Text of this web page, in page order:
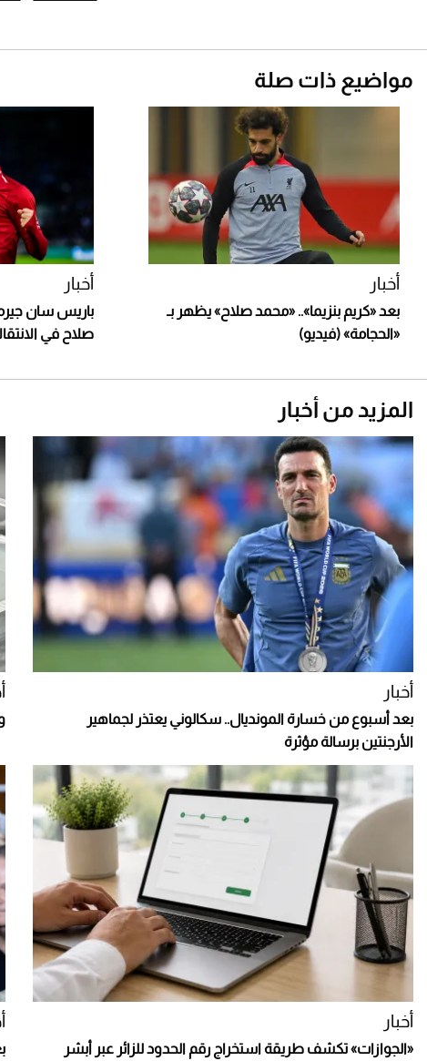
مواضيع ذات صلة
أخبار
بعد «كريم بنزيما».. «محمد صلاح» يظهر بـ
«الحجامة» (فيديو)
أخبار
باريس سان
صلاح في
المزيد من أخبار
أخبار
بعد أسبوع من خسارة المونديال.. سكالوني يعتذر لجماهير
الأرجنتين برسالة مؤثرة
أخبار
«الجوازات» تكشف طريقة استخراج رقم الحدود للزائر عبر أبشر